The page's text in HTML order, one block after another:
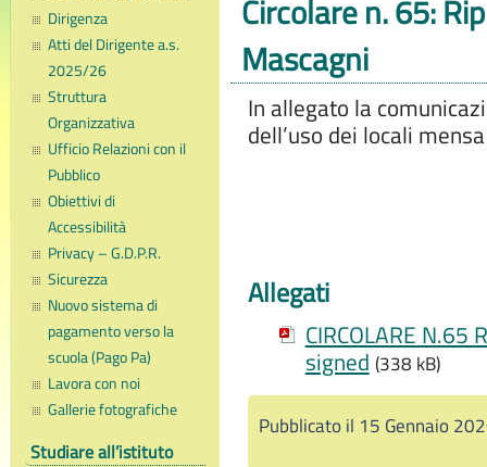
Dirigenza
Atti del Dirigente a.s.
2025/26
Struttura
Organizzativa
Ufficio Relazioni con il
Pubblico
Obiettivi di
Accessibilità
Privacy – G.D.P.R.
Sicurezza
Nuovo sistema di
pagamento verso la
scuola (Pago Pa)
Lavora con noi
Gallerie fotografiche
Studiare all’istituto
Circolare n. 65:
Mascagni
In allegato la
dell’uso dei locali
Allegati
CIRCOLARE
signed (338 kB)
Pubblicato il 15 Gennaio